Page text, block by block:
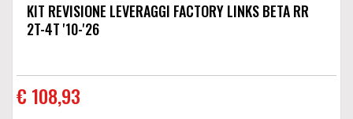
KIT REVISIONE LEVERAGGI FACTORY LINKS BETA RR
2T-4T '10-'26
€ 108,93